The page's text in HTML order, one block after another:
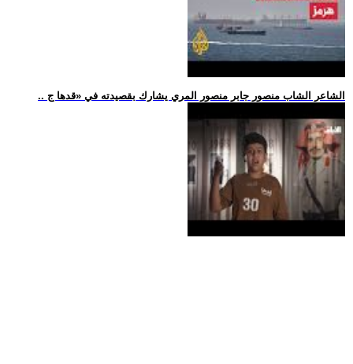
.. الشاعر الشاب منصور جابر منصور المري يشارك بقصيدته في «قدها ج